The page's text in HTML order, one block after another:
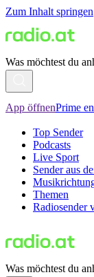
Zum Inhalt springen
Was möchtest du
App öffnenPrime
Top Sender
Podcasts
Live Sport
Sender aus
Themen
Radiosender
Was möchtest du